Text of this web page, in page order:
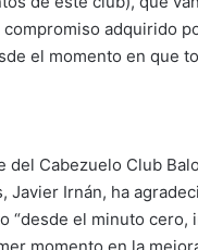
compromiso adquirido
el momento en que
del Cabezuelo Club
Javier Irnán, ha
“desde el minuto cero,